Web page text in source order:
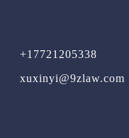
+17721205338
xuxinyi@9zlaw.com